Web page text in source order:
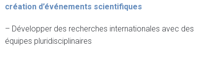
création d’événements scientifiques
– Développer des recherches internationales avec des
équipes pluridisciplinaires